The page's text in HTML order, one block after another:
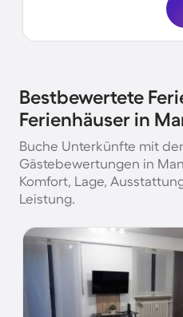
Bestbewertete
Ferienhäuser in
Buche Unterkünfte mit
Gästebewertungen in
Komfort, Lage,
Leistung.